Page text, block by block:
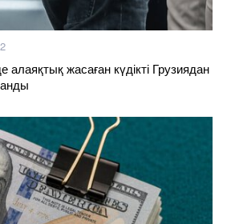
алаяқтық жасаған күдікті Грузиядан